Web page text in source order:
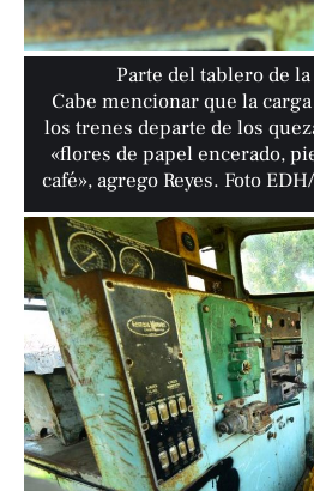
Parte del tablero de
Cabe mencionar que la
los trenes departe de los
«flores de papel encerado,
café», agrego Reyes. Foto